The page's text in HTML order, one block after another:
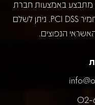
מתבצע באמצעות חברת
COMAX בהתאם לתקן האבטחה המחמיר PCI DSS. ניתן לשלם
הנפוצים.